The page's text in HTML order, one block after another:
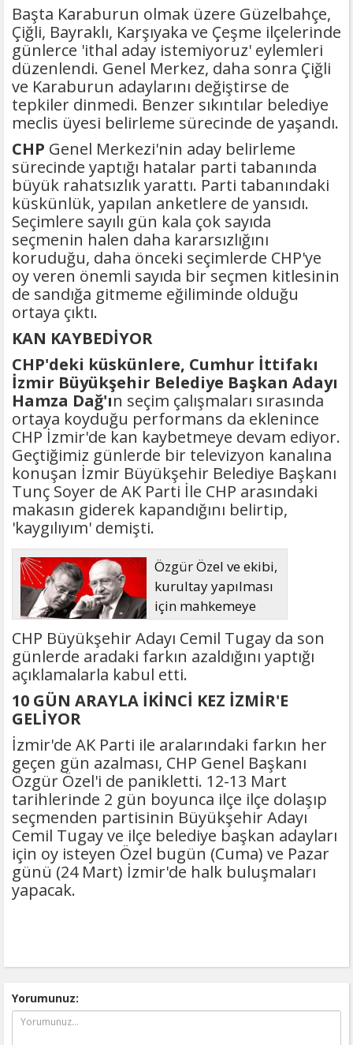
Başta Karaburun olmak üzere Güzelbahçe,
Çiğli, Bayraklı, Karşıyaka ve Çeşme ilçelerinde
günlerce 'ithal aday istemiyoruz' eylemleri
düzenlendi. Genel Merkez, daha sonra Çiğli
ve Karaburun adaylarını değiştirse de
tepkiler dinmedi. Benzer sıkıntılar belediye
meclis üyesi belirleme sürecinde de yaşandı.
CHP Genel Merkezi'nin aday belirleme
sürecinde yaptığı hatalar parti tabanında
büyük rahatsızlık yarattı. Parti tabanındaki
küskünlük, yapılan anketlere de yansıdı.
Seçimlere sayılı gün kala çok sayıda
seçmenin halen daha kararsızlığını
koruduğu, daha önceki seçimlerde CHP'ye
oy veren önemli sayıda bir seçmen kitlesinin
de sandığa gitmeme eğiliminde olduğu
ortaya çıktı.
KAN KAYBEDİYOR
CHP'deki küskünlere, Cumhur İttifakı
İzmir Büyükşehir Belediye Başkan Adayı
Hamza Dağ'ın seçim çalışmaları sırasında
ortaya koyduğu performans da eklenince
CHP İzmir'de kan kaybetmeye devam ediyor.
Geçtiğimiz günlerde bir televizyon kanalına
konuşan İzmir Büyükşehir Belediye Başkanı
Tunç Soyer de AK Parti İle CHP arasındaki
makasın giderek kapandığını belirtip,
'kaygılıyım' demişti.
Özgür Özel ve ekibi,
kurultay yapılması
için mahkemeye
başvuruyor
CHP Büyükşehir Adayı Cemil Tugay da son
günlerde aradaki farkın azaldığını yaptığı
açıklamalarla kabul etti.
10 GÜN ARAYLA İKİNCİ KEZ İZMİR'E
GELİYOR
İzmir'de AK Parti ile aralarındaki farkın her
geçen gün azalması, CHP Genel Başkanı
Özgür Özel'i de panikletti. 12-13 Mart
tarihlerinde 2 gün boyunca ilçe ilçe dolaşıp
seçmenden partisinin Büyükşehir Adayı
Cemil Tugay ve ilçe belediye başkan adayları
için oy isteyen Özel bugün (Cuma) ve Pazar
günü (24 Mart) İzmir'de halk buluşmaları
yapacak.
Yorumunuz: